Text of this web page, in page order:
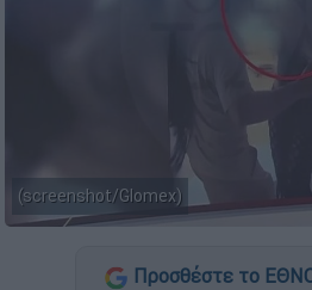
(screenshot/Glomex)
Προσθέστε το